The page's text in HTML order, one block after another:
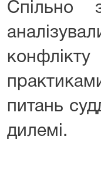
Спільно
питань
дилемі.